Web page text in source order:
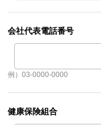
会社代表電話番号
例）03-0000-0000
健康保険組合